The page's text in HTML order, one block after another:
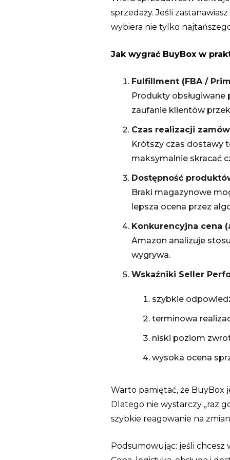
sprzedaży. Jeśli zastanawiasz
wybiera nie tylko
Jak wygrać BuyBox w
Fulfillment (FBA /
Produkty
zaufanie klientów
Czas realizacji
Krótszy czas dostawy
maksymalnie skracać
Dostępność
Braki magazynowe
lepsza ocena przez
Konkurencyjna cena
Amazon analizuje
wygrywa.
Wskaźniki Seller
szybkie
terminowa
niski poziom
wysoka ocena
Warto pamiętać, że BuyBox
Dlatego nie wystarczy „raz
szybkie reagowanie na
Podsumowując: jeśli chcesz